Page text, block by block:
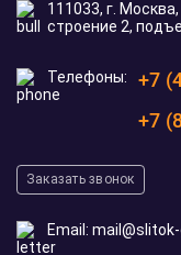
111033, г.
строение 2,
Телефоны:
+7
+7
Заказать звонок
Email: